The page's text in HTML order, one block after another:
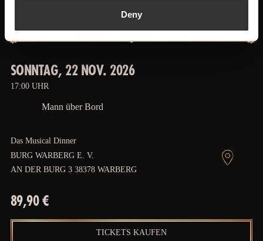
Deny
SONNTAG, 22 NOV. 2026
17:00 UHR
Mann über Bord
Das Musical Dinner
BURG WARBERG E. V.
AN DER BURG 3 38378 WARBERG
89,90 €
TICKETS KAUFEN